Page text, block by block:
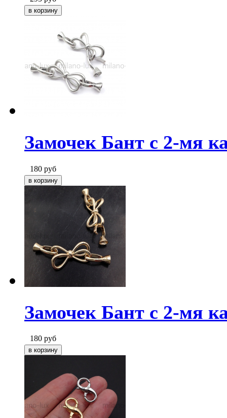
Замочек Бант с 2-мя
180 руб
Замочек Бант с 2-мя
180 руб